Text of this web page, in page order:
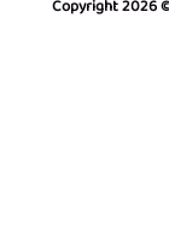
Copyright 2026